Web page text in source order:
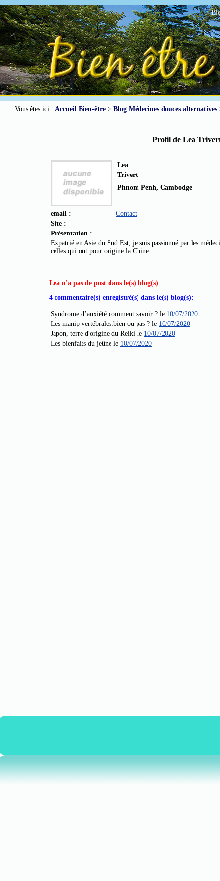
Vous êtes ici : Accueil Bien-être > Blog Médecines douces alternatives
Profil de Lea
Lea
Trivert
Phnom Penh, Cambodge
email :
Contact
Site :
Présentation :
Expatrié en Asie du Sud Est, je suis passionné par les
celles qui ont pour origine la Chine.
Lea n'a pas de post dans le(s) blog(s)
4 commentaire(s) enregistré(s) dans le(s) blog(s):
Syndrome d’anxiété comment savoir ? le 10/07/2020
Les manip vertébrales:bien ou pas ? le 10/07/2020
Japon, terre d'origine du Reiki le 10/07/2020
Les bienfaits du jeûne le 10/07/2020